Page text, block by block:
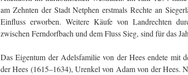
am Zehnten der Stadt Netphen erstmals Rechte an
Einfluss erworben. Weitere Käufe von Landrechten
zwischen Ferndorfbach und dem Fluss Sieg, sind für das
Das Eigentum der Adelsfamilie von der Hees endete mit
der Hees (1615–1634), Urenkel von Adam von der Hees.